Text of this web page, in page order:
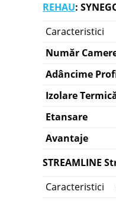
REHAU:
Caracteristici
Număr
Adâncime
Izolare
Etansare
Avantaje
STREAMLINE
Caracteristici